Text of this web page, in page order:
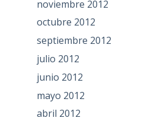
noviembre 2012
octubre 2012
septiembre 2012
julio 2012
junio 2012
mayo 2012
abril 2012